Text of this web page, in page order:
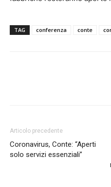
TAG conferenza conte
Articolo precedente
Coronavirus, Conte: “Aperti
solo servizi essenziali”